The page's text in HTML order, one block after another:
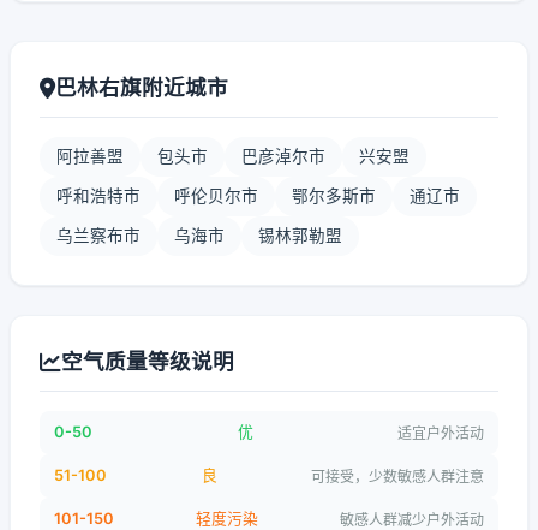
巴林右旗附近城市
阿拉善盟 包头市 巴彦淖尔市 兴安盟
呼和浩特市 呼伦贝尔市 鄂尔多斯市 通辽市
乌兰察布市 乌海市 锡林郭勒盟
空气质量等级说明
0-50 优 适宜户外活动
51-100 良 可接受，少数敏感人群注意
101-150 轻度污染 敏感人群减少户外活动